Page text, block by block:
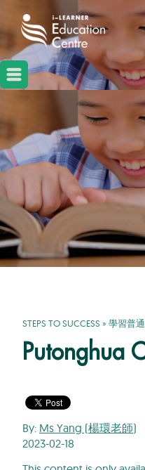
STEPS TO SUCCESS » 學習普
Putonghua
By: Ms Yang (楊環老師)
2023-02-18